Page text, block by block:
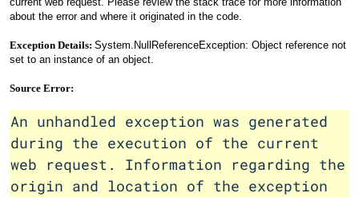
current web request. Please review the stack trace for more information
about the error and where it originated in the code.
Exception Details: System.NullReferenceException: Object reference not
set to an instance of an object.
Source Error:
An unhandled exception was generated
during the execution of the current
web request. Information regarding the
origin and location of the exception